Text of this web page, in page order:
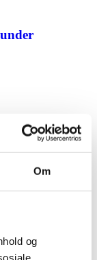
Om
og
men
stemmen på